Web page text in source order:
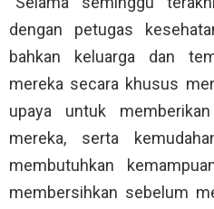
dengan petugas
bahkan keluarga dan
mereka secara khusus
upaya untuk
mereka, serta
membutuhkan
membersihkan sebelum